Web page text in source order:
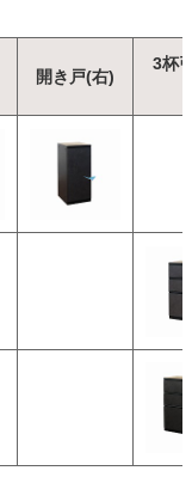
開き戸(右)
3杯